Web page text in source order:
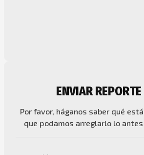
ENVIAR REPORTE
Por favor, háganos saber qué
que podamos arreglarlo lo antes